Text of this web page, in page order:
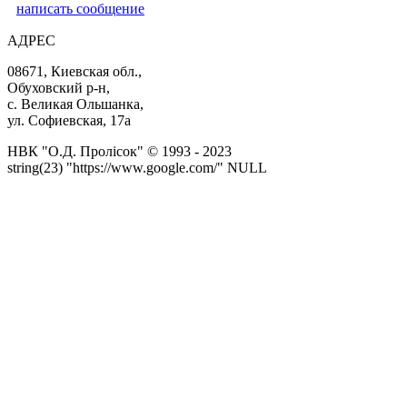
написать сообщение
АДРЕС
08671, Киевская обл.,
Обуховский р-н,
с. Великая Ольшанка,
ул. Софиевская, 17а
НВК "О.Д. Пролісок" © 1993 - 2023
string(23) "https://www.google.com/" NULL